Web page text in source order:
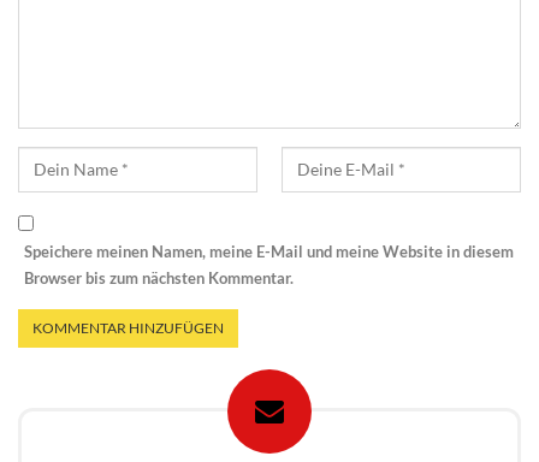
Speichere meinen Namen, meine E-Mail und meine Website in diesem
Browser bis zum nächsten Kommentar.